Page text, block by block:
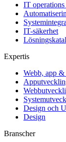
IT
IT-säkerhet
Expertis
Webb, app &
Design och
Design
Branscher